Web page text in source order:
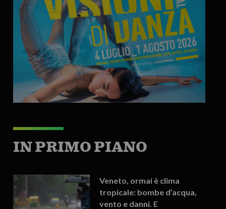
IN PRIMO PIANO
Veneto, ormai è clima
tropicale: bombe d’acqua,
vento e danni. E